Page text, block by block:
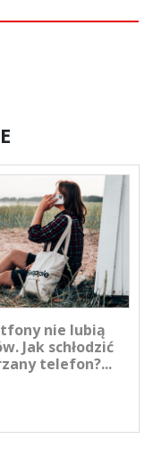
nie lubią
Jak schłodzić
telefon?...